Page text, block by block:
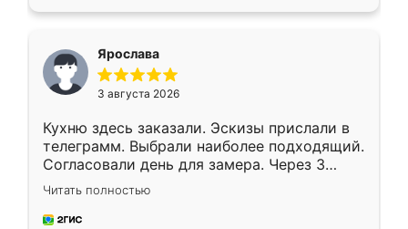
Ярослава
3 августа 2026
Кухню здесь заказали. Эскизы прислали в
телеграмм. Выбрали наиболее подходящий.
Согласовали день для замера. Через 3
недели кухня была уже готова. Остались
довольны работой. Спасибо Ренессанс
мебель за качественную работу!
Читать полностью